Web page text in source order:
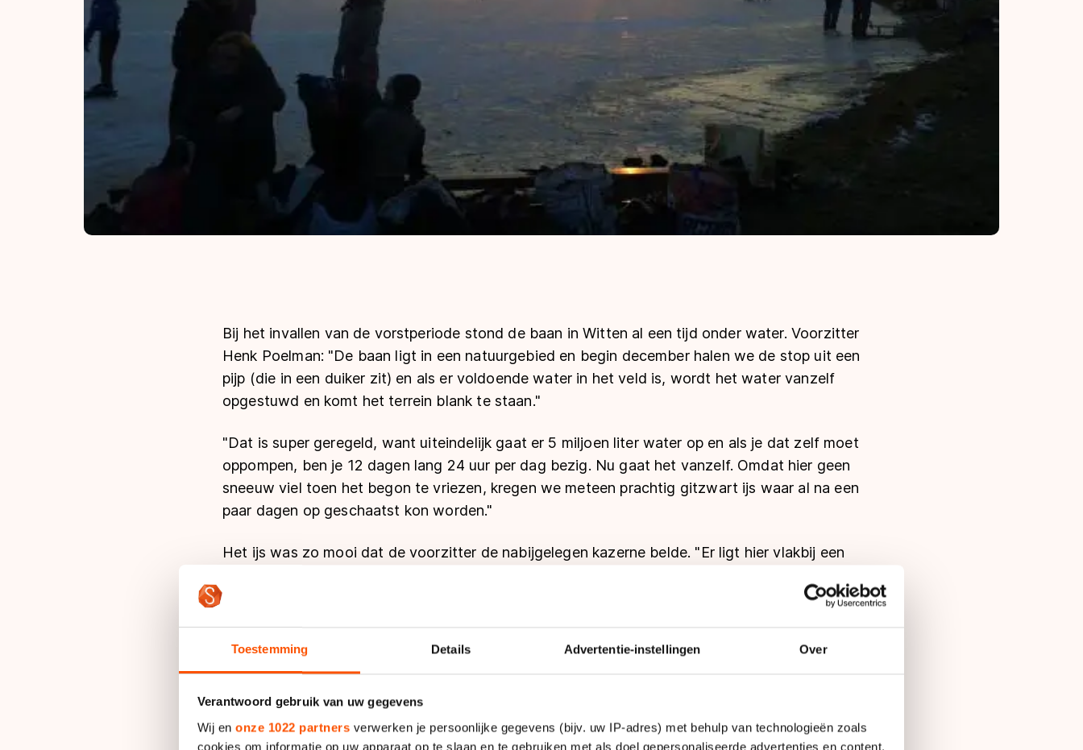
Toestemming Details Advertentie-instellingen Over
Verantwoord gebruik van uw gegevens
Wij en onze 1022 partners verwerken je persoonlijke gegevens (bijv. uw IP-adres) met behulp van technologieën zoals
cookies om informatie op uw apparaat op te slaan en te gebruiken met als doel gepersonaliseerde advertenties en content,
Bij het invallen van de vorstperiode stond de baan in Witten al een tijd onder water. Voorzitter
Henk Poelman: "De baan ligt in een natuurgebied en begin december halen we de stop uit een
pijp (die in een duiker zit) en als er voldoende water in het veld is, wordt het water vanzelf
opgestuwd en komt het terrein blank te staan."
"Dat is super geregeld, want uiteindelijk gaat er 5 miljoen liter water op en als je dat zelf moet
oppompen, ben je 12 dagen lang 24 uur per dag bezig. Nu gaat het vanzelf. Omdat hier geen
sneeuw viel toen het begon te vriezen, kregen we meteen prachtig gitzwart ijs waar al na een
paar dagen op geschaatst kon worden."
Het ijs was zo mooi dat de voorzitter de nabijgelegen kazerne belde. "Er ligt hier vlakbij een
hier kunnen komen schaatsen, stelde ik de officier voor. Dat deden ze. Een paar dagen later
broeien en dat is het einde van de mooie ijsvloer."
officier, ‘zouden jullie ons misschien uit de brand kunnen helpen?’ Als jij voor dertig scheppen
zorgt, komen we sneeuw schuiven, was het antwoord. Dus zijn we het dorp door gegaan en